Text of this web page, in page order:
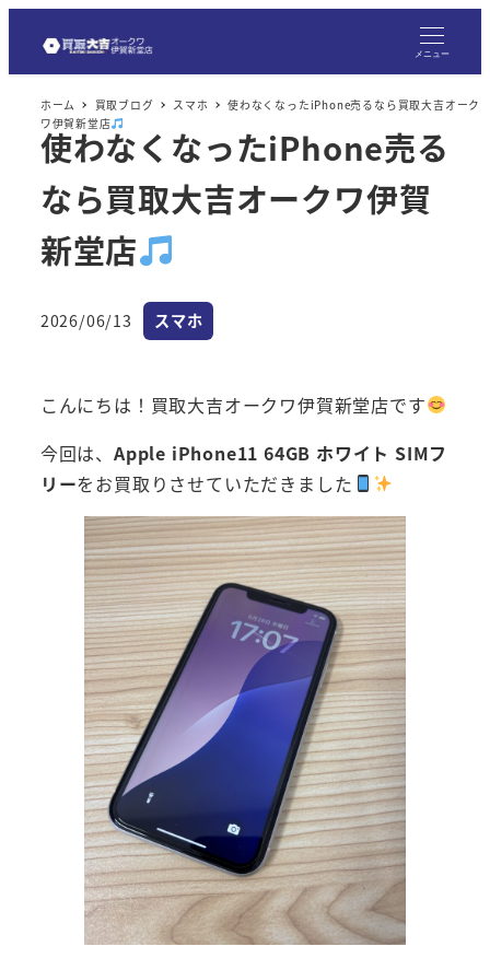
メニュー
ホーム 買取ブログ スマホ
使わなくなったiPhone売るなら買取大吉オーク
ワ伊賀新堂店
使わなくなったiPhone売る
なら買取大吉オークワ伊賀
新堂店
投稿日
2026/06/13 カテゴリー
スマホ
こんにちは！買取大吉オークワ伊賀新堂店です
今回は、 Apple iPhone11 64GB ホワイト SIMフ
リーをお買取りさせていただきました